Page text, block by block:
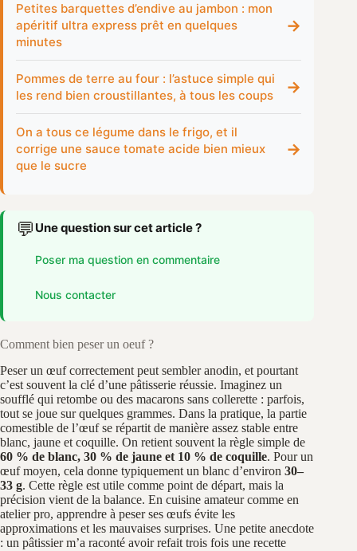
Petites barquettes d’endive au jambon : mon
apéritif ultra express prêt en quelques
minutes
→
Pommes de terre au four : l’astuce simple qui
les rend bien croustillantes, à tous les coups
→
On a tous ce légume dans le frigo, et il
corrige une sauce tomate acide bien mieux
que le sucre
→
💬 Une question sur cet article ?
Poser ma question en commentaire
Nous contacter
Comment bien peser un oeuf ?
Peser un œuf correctement peut sembler anodin, et pourtant
c’est souvent la clé d’une pâtisserie réussie. Imaginez un
soufflé qui retombe ou des macarons sans collerette : parfois,
tout se joue sur quelques grammes. Dans la pratique, la partie
comestible de l’œuf se répartit de manière assez stable entre
blanc, jaune et coquille. On retient souvent la règle simple de
60 % de blanc, 30 % de jaune et 10 % de coquille. Pour un
œuf moyen, cela donne typiquement un blanc d’environ 30–
33 g. Cette règle est utile comme point de départ, mais la
précision vient de la balance. En cuisine amateur comme en
atelier pro, apprendre à peser ses œufs évite les
approximations et les mauvaises surprises. Une petite anecdote
: un pâtissier m’a raconté avoir refait trois fois une recette